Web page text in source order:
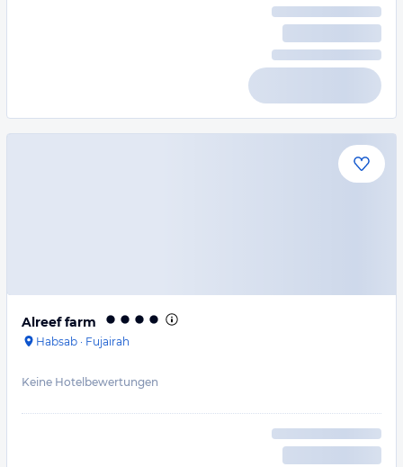
Alreef farm
Habsab · Fujairah
Keine Hotelbewertungen